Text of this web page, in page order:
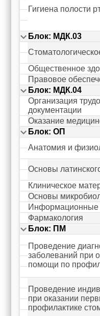
Гигиена полости
Блок: МДК.03
Общественное
Правовое
Блок: МДК.04
Организация
документации
Оказание
Блок: ОП
Анатомия и
Основы
Клиническое
Основы
Информационные
Фармакология
Блок: ПМ
Проведение
заболеваний при
помощи по
Проведение
при оказании
профилактике